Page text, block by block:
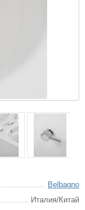
Belbagno
Италия/Китай